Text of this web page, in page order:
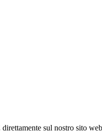
sul nostro sito